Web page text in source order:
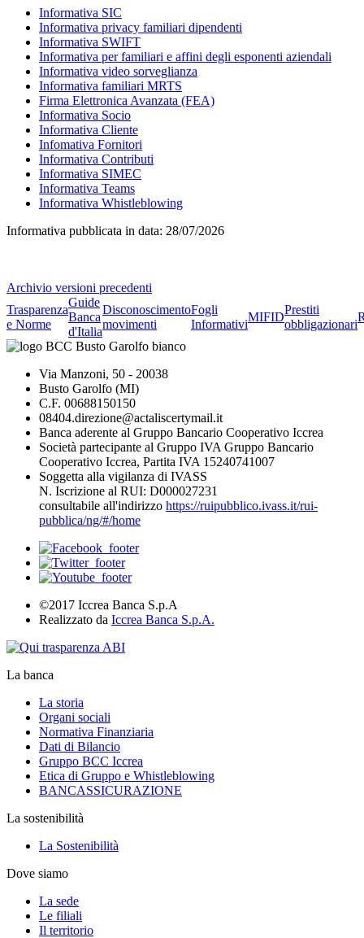
Informativa SIC
Informativa privacy familiari dipendenti
Informativa SWIFT
Informativa per familiari e affini degli esponenti aziendali
Informativa video sorveglianza
Informativa familiari MRTS
Firma Elettronica Avanzata (FEA)
Informativa Socio
Informativa Cliente
Infomativa Fornitori
Informativa Contributi
Informativa SIMEC
Informativa Teams
Informativa Whistleblowing
Informativa pubblicata in data: 28/07/2026
Archivio versioni precedenti
Trasparenza
e Norme
Guide
Banca
d'Italia
Disconoscimento
movimenti
Fogli
Informativi
MIFID
Prestiti
obbligazionari
Via Manzoni, 50 - 20038
Busto Garolfo (MI)
C.F. 00688150150
08404.direzione@actaliscertymail.it
Banca aderente al Gruppo Bancario Cooperativo Iccrea
Società partecipante al Gruppo IVA Gruppo Bancario
Cooperativo Iccrea, Partita IVA 15240741007
Soggetta alla vigilanza di IVASS
N. Iscrizione al RUI: D000027231
consultabile all'indirizzo https://ruipubblico.ivass.it/rui-
pubblica/ng/#/home
©2017 Iccrea Banca S.p.A
Realizzato da Iccrea Banca S.p.A.
La banca
La storia
Organi sociali
Normativa Finanziaria
Dati di Bilancio
Gruppo BCC Iccrea
Etica di Gruppo e Whistleblowing
BANCASSICURAZIONE
La sostenibilità
La Sostenibilità
Dove siamo
La sede
Le filiali
Il territorio